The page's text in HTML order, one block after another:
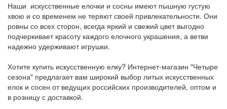
Наши искусственные елочки и сосны имеют пышную густую
хвою и со временем не теряют своей привлекательности. Они
ровны со всех сторон, всегда яркий и свежий цвет выгодно
подчеркивает красоту каждого елочного украшения, а ветви
надежно удерживают игрушки.
Хотите купить искусственную елку? Интернет-магазин "Четыре
сезона" предлагает вам широкий выбор литых искусственных
елок и сосен от ведущих российских производителей, оптом и
в розницу с доставкой.